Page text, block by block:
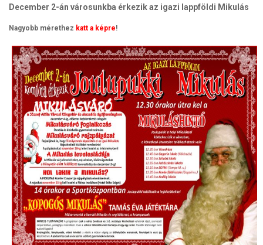
December 2-án városunkba érkezik az igazi lappföldi Mikulás
Nagyobb mérethez katt a képre!